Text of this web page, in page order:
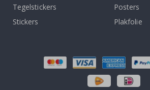
Tegelstickers
Posters
Stickers
Plakfolie